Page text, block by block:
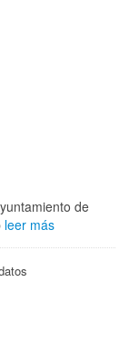
de
leer más